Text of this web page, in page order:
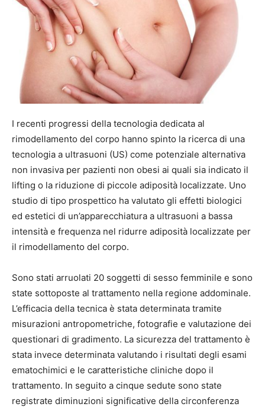
I recenti progressi della tecnologia dedicata al
rimodellamento del corpo hanno spinto la ricerca di una
tecnologia a ultrasuoni (US) come potenziale alternativa
non invasiva per pazienti non obesi ai quali sia indicato il
lifting o la riduzione di piccole adiposità localizzate. Uno
studio di tipo prospettico ha valutato gli effetti biologici
ed estetici di un’apparecchiatura a ultrasuoni a bassa
intensità e frequenza nel ridurre adiposità localizzate per
il rimodellamento del corpo.
Sono stati arruolati 20 soggetti di sesso femminile e sono
state sottoposte al trattamento nella regione addominale.
L’efficacia della tecnica è stata determinata tramite
misurazioni antropometriche, fotografie e valutazione dei
questionari di gradimento. La sicurezza del trattamento è
stata invece determinata valutando i risultati degli esami
ematochimici e le caratteristiche cliniche dopo il
trattamento. In seguito a cinque sedute sono state
registrate diminuzioni significative della circonferenza